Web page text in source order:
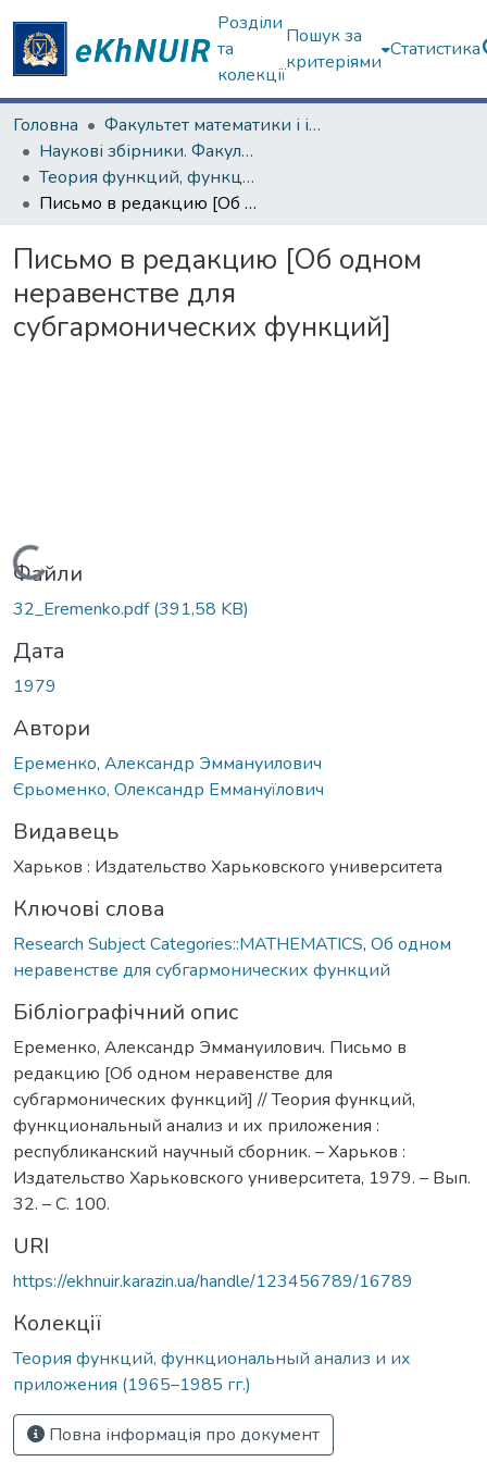
Розділи
та
колекції
Пошук за
критеріями
Статистика
Головна
Факультет математики і інформатики
Наукові збірники. Факультет математики і інформатики
Теория функций, функциональный анализ и их приложения (1965–1985 гг.)
Письмо в редакцию [Об одном неравенстве для субгармонических функций]
Письмо в редакцию [Об одном
неравенстве для
субгармонических функций]
Вантажиться...
Файли
32_Eremenko.pdf(391,58 KB)
Дата
1979
Автори
Еременко, Александр Эммануилович
Єрьоменко, Олександр Еммануїлович
Видавець
Харьков : Издательство Харьковского университета
Ключові слова
Research Subject Categories::MATHEMATICS, Об одном
неравенстве для субгармонических функций
Бібліографічний опис
Еременко, Александр Эммануилович. Письмо в
редакцию [Об одном неравенстве для
субгармонических функций] // Теория функций,
функциональный анализ и их приложения :
республиканский научный сборник. – Харьков :
Издательство Харьковского университета, 1979. – Вып.
32. – С. 100.
URI
https://ekhnuir.karazin.ua/handle/123456789/16789
Колекції
Теория функций, функциональный анализ и их
приложения (1965–1985 гг.)
Повна інформація про документ